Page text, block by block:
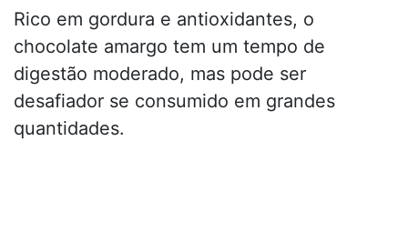
Rico em gordura e antioxidantes, o
chocolate amargo tem um tempo de
digestão moderado, mas pode ser
desafiador se consumido em grandes
quantidades.